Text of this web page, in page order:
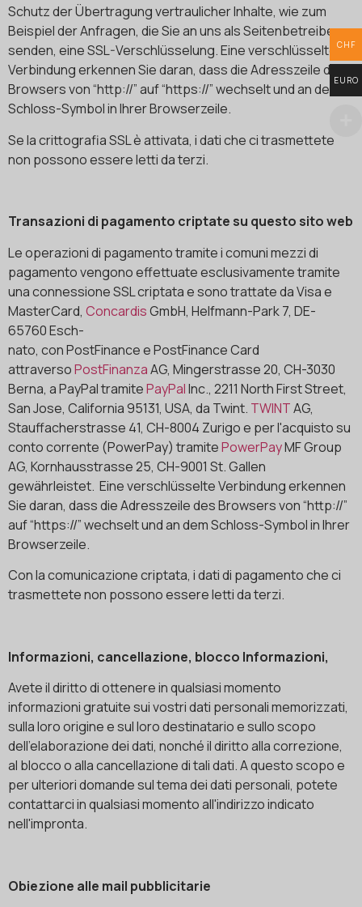
Schutz der Übertragung vertraulicher Inhalte, wie zum
Beispiel der Anfragen, die Sie an uns als Seitenbetreiber
senden, eine SSL-Verschlüsselung. Eine verschlüsselte
Verbindung erkennen Sie daran, dass die Adresszeile des
Browsers von “http://” auf “https://” wechselt und an dem
Schloss-Symbol in Ihrer Browserzeile.
Se la crittografia SSL è attivata, i dati che ci trasmettete
non possono essere letti da terzi.
Transazioni di pagamento criptate su questo sito web
Le operazioni di pagamento tramite i comuni mezzi di
pagamento vengono effettuate esclusivamente tramite
una connessione SSL criptata e sono trattate da Visa e
MasterCard, ConcardisGmbH, Helfmann-Park 7, DE-
65760 Esch-
nato, con PostFinance e PostFinance Card
attraversoPostFinanzaAG, Mingerstrasse 20, CH-3030
Berna, a PayPal tramitePayPalInc., 2211 North First Street,
San Jose, California 95131, USA, da Twint. TWINTAG,
Stauffacherstrasse 41, CH-8004 Zurigo e per l'acquisto su
conto corrente (PowerPay) tramitePowerPayMF Group
AG, Kornhausstrasse 25, CH-9001 St. Gallen
gewährleistet. Eine verschlüsselte Verbindung erkennen
Sie daran, dass die Adresszeile des Browsers von “http://”
auf “https://” wechselt und an dem Schloss-Symbol in Ihrer
Browserzeile.
Con la comunicazione criptata, i dati di pagamento che ci
trasmettete non possono essere letti da terzi.
Informazioni, cancellazione, blocco Informazioni,
Avete il diritto di ottenere in qualsiasi momento
informazioni gratuite sui vostri dati personali memorizzati,
sulla loro origine e sul loro destinatario e sullo scopo
dell'elaborazione dei dati, nonché il diritto alla correzione,
al blocco o alla cancellazione di tali dati. A questo scopo e
per ulteriori domande sul tema dei dati personali, potete
contattarci in qualsiasi momento all'indirizzo indicato
nell'impronta.
Obiezione alle mail pubblicitarie
CHF
EURO